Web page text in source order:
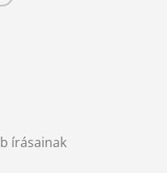
írásainak